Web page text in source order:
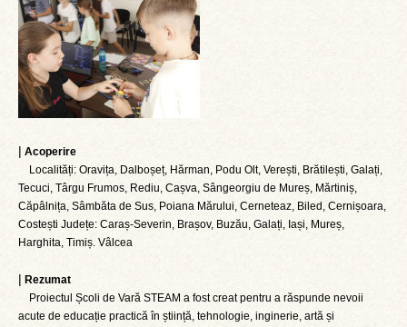
| Acoperire
Localități: Oravița, Dalboșeț, Hărman, Podu Olt, Verești, Brătilești, Galați,
Tecuci, Târgu Frumos, Rediu, Cașva, Sângeorgiu de Mureș, Mărtiniș,
Căpâlnița, Sâmbăta de Sus, Poiana Mărului, Cerneteaz, Biled, Cernișoara,
Costești Județe: Caraș-Severin, Brașov, Buzău, Galați, Iași, Mureș,
Harghita, Timiș. Vâlcea
| Rezumat
Proiectul Școli de Vară STEAM a fost creat pentru a răspunde nevoii
acute de educație practică în știință, tehnologie, inginerie, artă și